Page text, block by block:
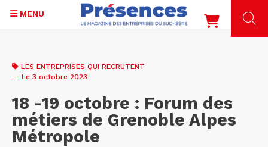
contenu
MENU
LES ENTREPRISES QUI RECRUTENT
— Le 3 octobre 2023
18 -19 octobre : Forum des
métiers de Grenoble Alpes
Métropole